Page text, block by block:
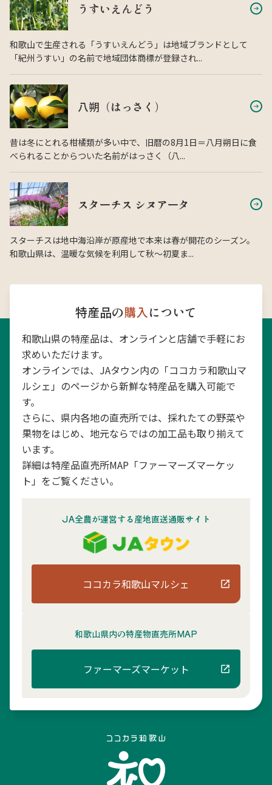
うすいえんどう
和歌山で生産される「うすいえんどう」は地域ブランドとして
「紀州うすい」の名前で地域団体商標が登録され...
八朔（はっさく）
昔は冬にとれる柑橘類が多い中で、旧暦の8月1日＝八月朔日に食
べられることからついた名前がはっさく（八...
スターチス シヌアータ
スターチスは地中海沿岸が原産地で本来は春が開花のシーズン。
和歌山県は、温暖な気候を利用して秋〜初夏ま...
特産品の購入について
和歌山県の特産品は、オンラインと店舗で手軽にお
求めいただけます。
オンラインでは、JAタウン内の「ココカラ和歌山マ
ルシェ」のページから新鮮な特産品を購入可能で
す。
さらに、県内各地の直売所では、採れたての野菜や
果物をはじめ、地元ならではの加工品も取り揃えて
います。
詳細は特産品直売所MAP「ファーマーズマーケッ
ト」をご覧ください。
JA全農が運営する産地直送通販サイト
ココカラ和歌山マルシェ
和歌山県内の特産物直売所MAP
ファーマーズマーケット